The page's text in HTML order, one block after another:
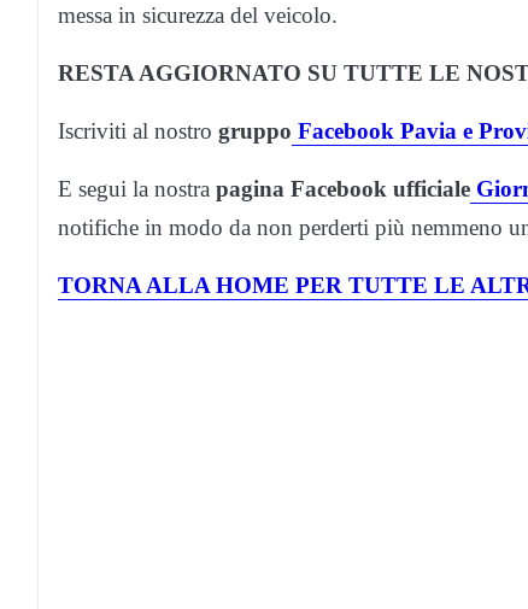
messa in sicurezza del veicolo.
RESTA AGGIORNATO SU TUTTE LE
Iscriviti al nostro gruppo Facebook Pavia e
E segui la nostra pagina Facebook ufficiale
notifiche in modo da non perderti più nemmeno
TORNA ALLA HOME PER TUTTE LE